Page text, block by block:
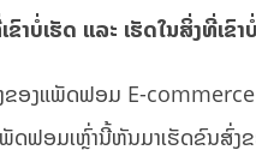
ບໍ່ເຮັດ ແລະ ເຮັດໃນສິ່ງທີ່ເຂົາ
ອງແພັດຟອມ E-
ດຟອມເຫຼົ່ານີ້ຫັນມາເຮັດຂົນສົ່